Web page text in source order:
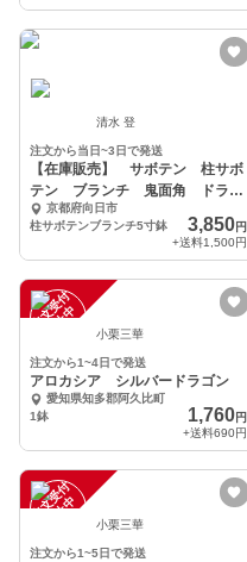
清水 登
注文から当日~3日で発送
【在庫販売】 サボテン 柱サボ
テン ブランチ 鬼面角 ドライ
ガーデン
京都府向日市
柱サボテンブランチ5寸鉢
3,850円
+送料1,500円
注
文
受
付
停
止
中 小栗三華
注文から1~4日で発送
アロカシア シルバードラゴン
愛知県知多郡阿久比町
1鉢
1,760円
+送料690円
注
文
受
付
停
止
中 小栗三華
注文から1~5日で発送